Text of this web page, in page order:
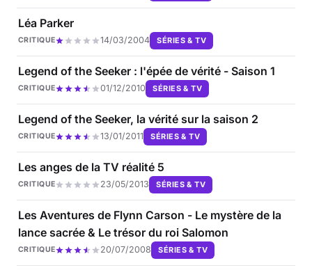
Léa Parker
CRITIQUE 14/03/2004 SÉRIES & TV
Legend of the Seeker : l'épée de vérité - Saison 1
CRITIQUE 01/12/2010 SÉRIES & TV
Legend of the Seeker, la vérité sur la saison 2
CRITIQUE 13/01/2011 SÉRIES & TV
Les anges de la TV réalité 5
CRITIQUE 23/05/2013 SÉRIES & TV
Les Aventures de Flynn Carson - Le mystère de la
lance sacrée & Le trésor du roi Salomon
CRITIQUE 20/07/2008 SÉRIES & TV